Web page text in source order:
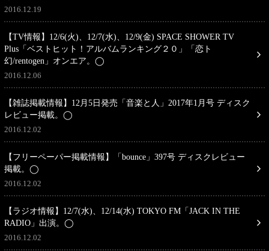
2016.12.19
【TV情報】12/6(火)、12/7(水)、12/9(金) SPACE SHOWER TV
Plus「ベストヒット！アルバムランキング２０」「恋ト
幻/rentogen」オンエア。◯
2016.12.06
【雑誌掲載情報】12月5日発売「音楽と人」2017年1月号 ディスク
レビュー掲載。◯
2016.12.02
【フリーペーパー掲載情報】「bounce」397号 ディスクレビュー
掲載。◯
2016.12.02
【ラジオ情報】12/7(水)、12/14(水) TOKYO FM「JACK IN THE
RADIO」出演。◯
2016.12.02